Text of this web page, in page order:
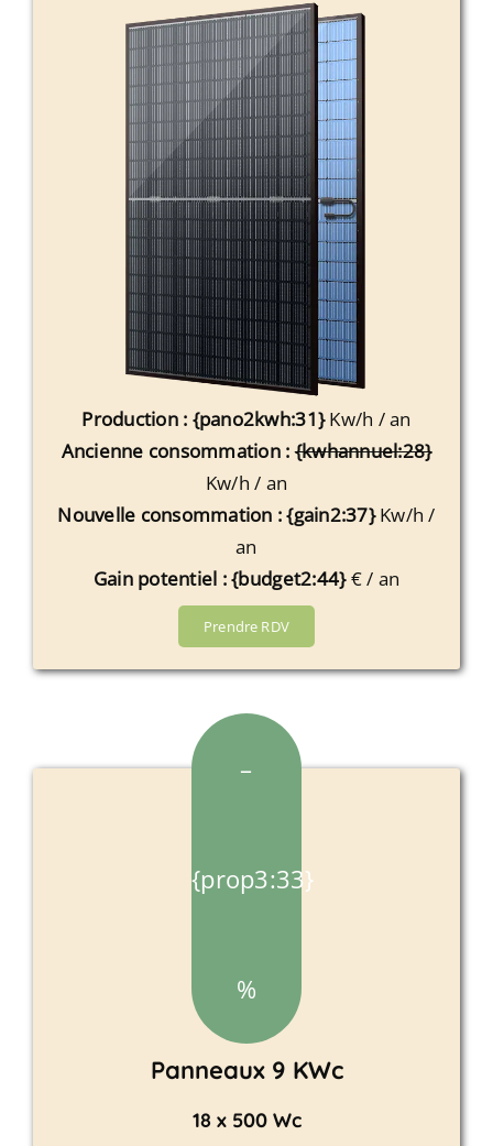
Production : {pano2kwh:31}Kw/h / an
Ancienne consommation :{kwhannuel:28}
Kw/h / an
Nouvelle consommation : {gain2:37}Kw/h /
an
Gain potentiel : {budget2:44}€ / an
Prendre RDV
–
{prop3:33}
%
Panneaux 9 KWc
18 x 500 Wc